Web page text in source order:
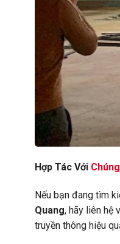
Hợp Tác Với
Nếu bạn đang tìm
Quang, hãy liên hệ
truyền thông hiệu